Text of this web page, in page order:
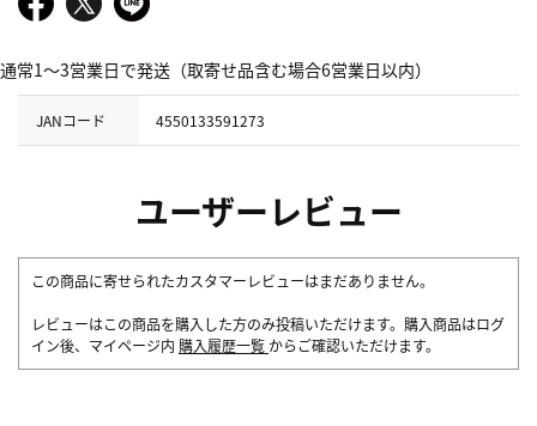
通常1～3営業日で発送（取寄せ品含む場合6営業日以内）
JANコード 4550133591273
ユーザーレビュー
この商品に寄せられたカスタマーレビューはまだありません。
レビューはこの商品を購入した方のみ投稿いただけます。購入商品はログ
イン後、マイページ内 購入履歴一覧 からご確認いただけます。